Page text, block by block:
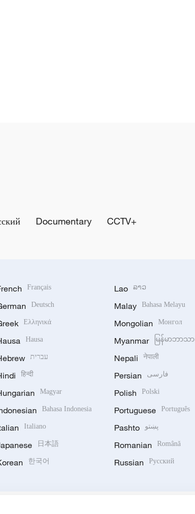
Documentary CCTV+
Français
Deutsch
Ελληνικά
Hausa
עברית
हिन्दी
Magyar
Bahasa Indonesia
Italiano
日本語
한국어
Lao ລາວ
Malay Bahasa Melayu
Mongolian Монгол
Myanmar မြန်မာဘာသာ
Nepali नेपाली
Persian فارسی
Polish Polski
Portuguese Português
Pashto پښتو
Romanian Română
Russian Русский